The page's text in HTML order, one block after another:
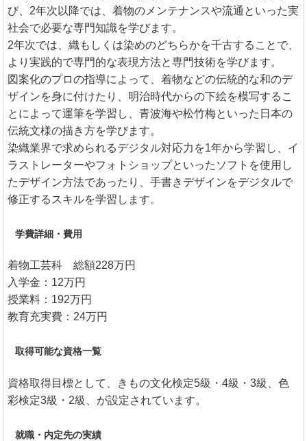
び、2年次以降では、着物のメンテナンスや流通といった実
社会で必要な専門知識を学びます。
2年次では、織もしくは染めのどちらかを千古することで、
より実践的で専門的な表現方法と専門技術を学びます。
図案化のプロの指導によって、着物などの伝統的な和のデ
ザインを身に付けたり、明治時代からの下絵を模写するこ
とによって運筆を学習し、青波海や松竹梅といった日本の
伝統文様の描き方を学びます。
染織業界で求められるデジタル対応力を1年から学習し、イ
ラストレーターやフォトショップといったソフトを使用し
たデザイン方法であったり、手書きデザインをデジタルで
修正するスキルを学習します。
学費詳細・費用
着物工芸科 総額228万円
入学金：12万円
授業料：192万円
教育充実費：24万円
取得可能な資格一覧
資格取得目標として、きもの文化検定5級・4級・3級、色
彩検定3級・2級、が設定されています。
就職・内定先の実績